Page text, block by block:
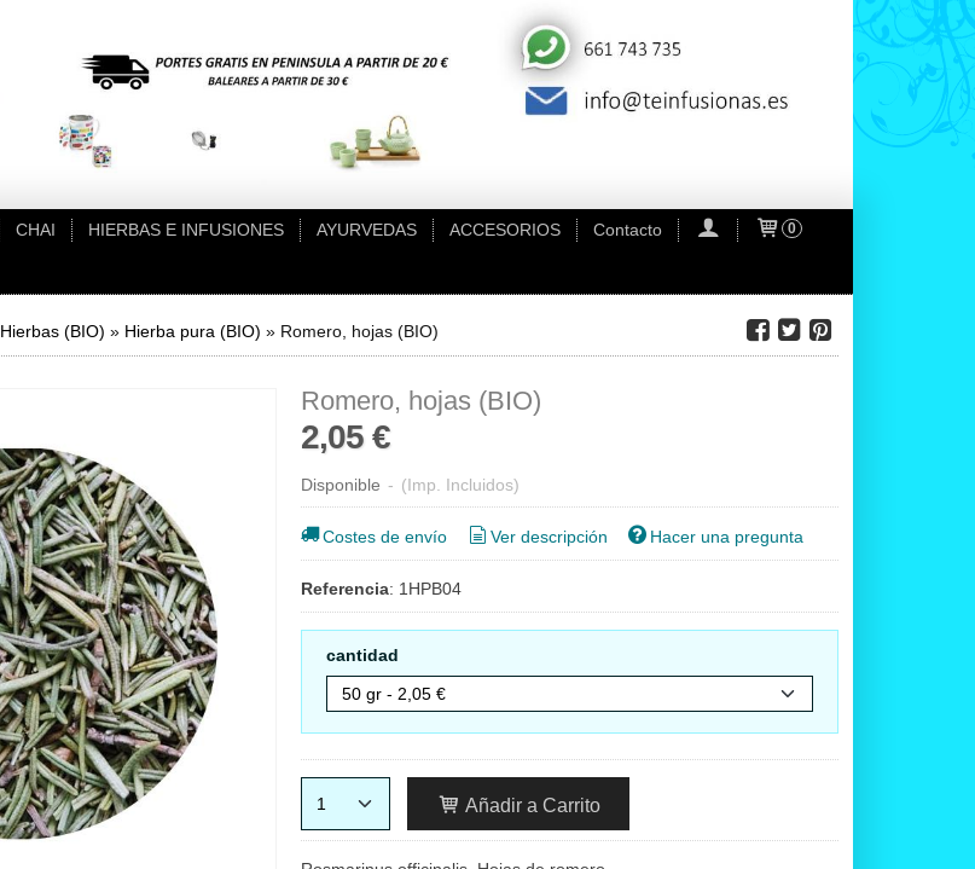
CHAI HIERBAS E INFUSIONES AYURVEDAS ACCESORIOS Contacto 0
Hierbas (BIO) » Hierba pura (BIO) » Romero, hojas (BIO)
Romero, hojas (BIO)
2,05 €
Disponible - (Imp. Incluidos)
Costes de envío Ver descripción Hacer una pregunta
Referencia: 1HPB04
cantidad
Añadir a Carrito